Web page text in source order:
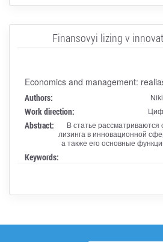
Finansovyi lizing v
Economics and management:
Authors:
Work direction:
Abstract:
В статье
лизинга в инновационной
а также его основные
Keywords: